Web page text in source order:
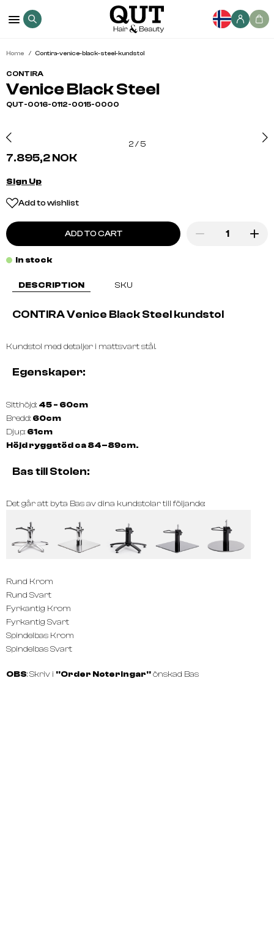
Home Contira-venice-black-steel-kundstol
CONTIRA
Venice Black Steel
QUT-0016-0112-0015-0000
2/5
7.895,2 NOK
Sign Up
Add to wishlist
ADD TO CART
In stock
DESCRIPTION SKU
CONTIRA Venice Black Steel kundstol
Kundstol med detaljer i mattsvart stål.
Egenskaper:
Sitthöjd: 45 - 60cm
Bredd: 60cm
Djup: 61cm
Höjd ryggstöd ca 84–89cm.
Bas till Stolen:
Det går att byta Bas av dina kundstolar till följande:
Rund Krom
Rund Svart
Fyrkantig Krom
Fyrkantig Svart
Spindelbas Krom
Spindelbas Svart
OBS: Skriv i ''Order Noteringar''önskad Bas